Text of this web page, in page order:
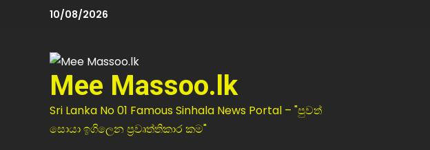
10/08/2026
Mee Massoo.lk
Sri Lanka No 01 Famous Sinhala News Portal – "පුවත්
සොයා ඉගිලෙන ප්‍රවෘත්තිකාර කම"